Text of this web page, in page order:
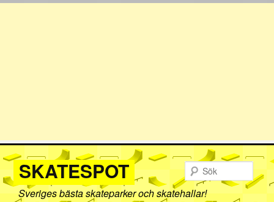
SKATESPOT
Sveriges bästa skateparker och skatehallar!